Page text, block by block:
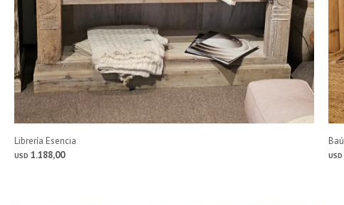
Librería Esencia
USD 1.188,00 USD